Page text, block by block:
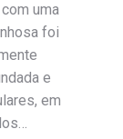
uma
foi
e
em